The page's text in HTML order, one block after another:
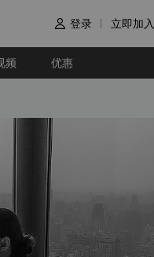
 登录 立即加入
频 优惠